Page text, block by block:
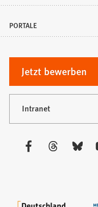
PORTALE
Jetzt bewerben
(Öffnet
in
einem
neuen
Tab)
Intranet
(Öffnet
neuen
Besuchen